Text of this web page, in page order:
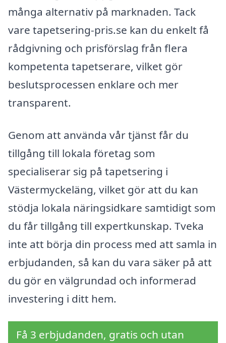
många alternativ på marknaden. Tack
vare tapetsering-pris.se kan du enkelt få
rådgivning och prisförslag från flera
kompetenta tapetserare, vilket gör
beslutsprocessen enklare och mer
transparent.
Genom att använda vår tjänst får du
tillgång till lokala företag som
specialiserar sig på tapetsering i
Västermyckeläng, vilket gör att du kan
stödja lokala näringsidkare samtidigt som
du får tillgång till expertkunskap. Tveka
inte att börja din process med att samla in
erbjudanden, så kan du vara säker på att
du gör en välgrundad och informerad
investering i ditt hem.
Få 3 erbjudanden, gratis och utan